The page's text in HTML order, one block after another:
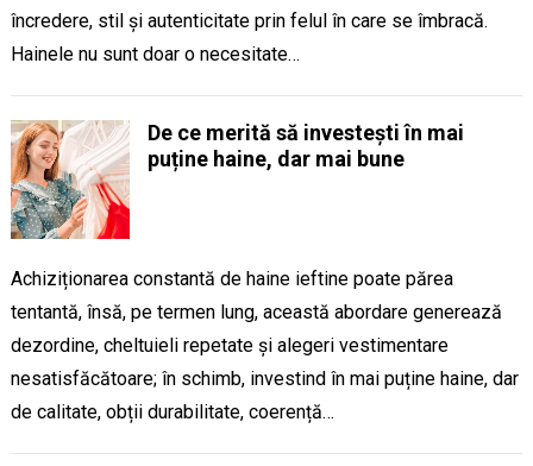
încredere, stil și autenticitate prin felul în care se îmbracă.
Hainele nu sunt doar o necesitate…
De ce merită să investești în mai
puține haine, dar mai bune
Achiziționarea constantă de haine ieftine poate părea
tentantă, însă, pe termen lung, această abordare generează
dezordine, cheltuieli repetate și alegeri vestimentare
nesatisfăcătoare; în schimb, investind în mai puține haine, dar
de calitate, obții durabilitate, coerență…